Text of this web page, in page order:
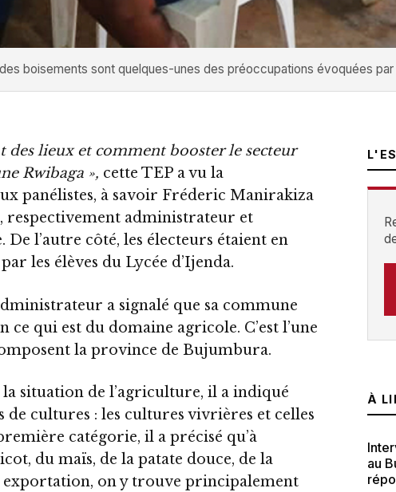
boisements sont quelques-unes des préoccupations évoquées
des lieux et comment booster le secteur
Rwibaga », cette TEP a vu la
panélistes, à savoir Fréderic Manirakiza
respectivement administrateur et
l’autre côté, les électeurs étaient en
les élèves du Lycée d’Ijenda.
a signalé que sa commune
ce qui est du domaine agricole. C’est l’une
la province de Bujumbura.
situation de l’agriculture, il a indiqué
de cultures : les cultures vivrières et celles
catégorie, il a précisé qu’à
du maïs, de la patate douce, de la
exportation, on y trouve principalement
À
au